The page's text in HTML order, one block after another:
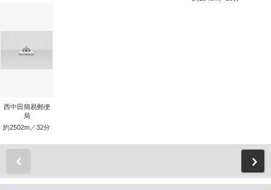
西中田簡易郵便
局
約2502m／32分